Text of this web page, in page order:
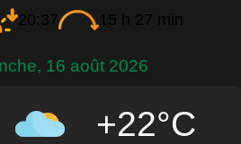
20:37 15 h 27 min
16 août 2026
+22°C